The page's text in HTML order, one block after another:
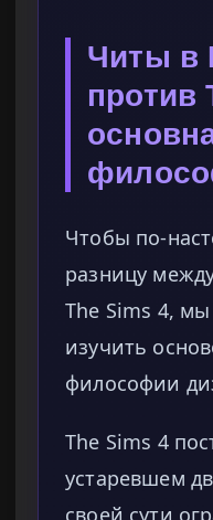
Читы в
против
Чтобы по-
разницу
The Sims 4,
изучить
философии
The Sims 4
устаревшем
своей сути